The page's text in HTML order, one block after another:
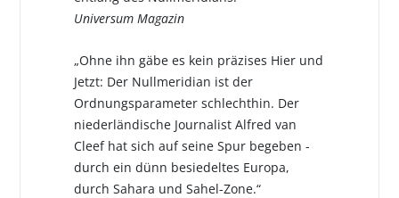
Universum Magazin
„Ohne ihn gäbe es kein präzises Hier und
Jetzt: Der Nullmeridian ist der
Ordnungsparameter schlechthin. Der
niederländische Journalist Alfred van
Cleef hat sich auf seine Spur begeben -
durch ein dünn besiedeltes Europa,
durch Sahara und Sahel-Zone.“